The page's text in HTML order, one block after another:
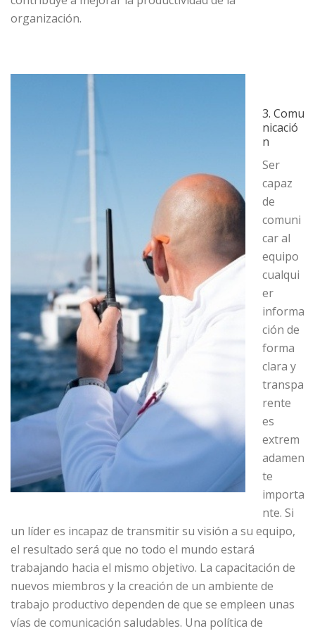
organización.
3. Comu
nicació
n
Ser
capaz
de
comuni
car al
equipo
cualqui
er
informa
ción de
forma
clara y
transpa
rente
es
extrem
adamen
te
importa
nte. Si
un líder es incapaz de transmitir su visión a su equipo,
el resultado será que no todo el mundo estará
trabajando hacia el mismo objetivo. La capacitación de
nuevos miembros y la creación de un ambiente de
trabajo productivo dependen de que se empleen unas
vías de comunicación saludables. Una política de